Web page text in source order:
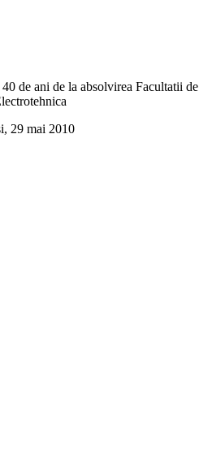
de ani de la absolvirea Facultatii de
29 mai 2010